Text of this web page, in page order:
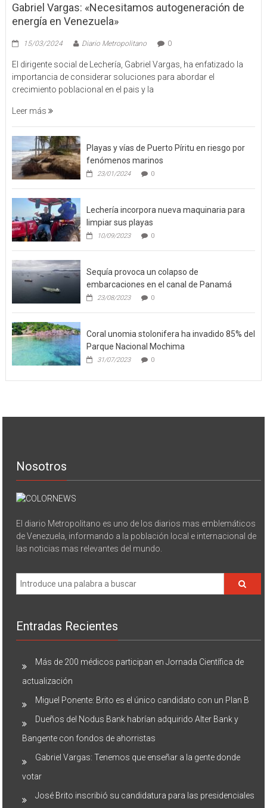
Gabriel Vargas: «Necesitamos autogeneración de
energía en Venezuela»
15/03/2024 Diario Metropolitano 0
El dirigente social de Lechería, Gabriel Vargas, ha enfatizado la
importancia de considerar soluciones para abordar el
crecimiento poblacional en el pais y la
Leer más
Playas y vías de Puerto Píritu en riesgo por
fenómenos marinos
23/01/2024 0
Lechería incorpora nueva maquinaria para
limpiar sus playas
10/09/2023 0
Sequía provoca un colapso de
embarcaciones en el canal de Panamá
23/08/2023 0
Coral unomia stolonifera ha invadido 85% del
Parque Nacional Mochima
31/07/2023 0
Nosotros
El diario Metropolitano es uno de los diarios mas emblemáticos
de Venezuela, informando a la población local e internacional de
las noticias mas relevantes del mundo.
Entradas Recientes
Más de 200 médicos participan en Jornada Científica de
actualización
Miguel Ponente: Brito es el único candidato con un Plan B
Dueños del Nodus Bank habrían adquirido Alter Bank y
Bangente con fondos de ahorristas
Gabriel Vargas: Tenemos que enseñar a la gente donde
votar
José Brito inscribió su candidatura para las presidenciales